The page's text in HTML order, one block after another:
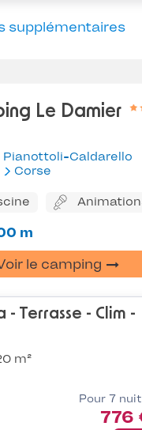
supplémentaires
Le Damier
Pianottoli-Caldarello
Corse
m
le camping
- Terrasse - Clim -
m²
Pour 7
776